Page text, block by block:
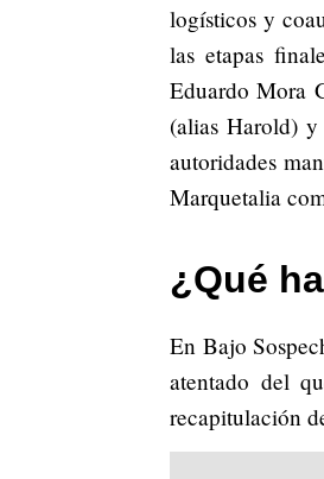
logísticos y
las etapas
Eduardo Mora
(alias Harold)
autoridades
Marquetalia
¿Qué
En Bajo
atentado del
recapitulación